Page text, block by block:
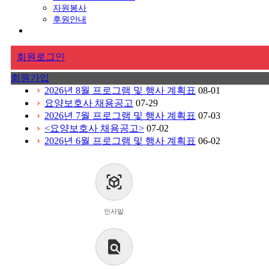
자원봉사
후원안내
회원로그인
회원가입
chevron_right 2026년 8월 프로그램 및 행사 계획표 08-01
chevron_right 요양보호사 채용공고 07-29
chevron_right 2026년 7월 프로그램 및 행사 계획표 07-03
chevron_right <요양보호사 채용공고> 07-02
chevron_right 2026년 6월 프로그램 및 행사 계획표 06-02
view_in_ar
인사말
find_in_page